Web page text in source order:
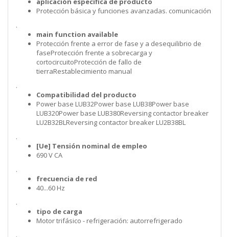
Protección básica y funciones avanzadas. comunicación
.
main function available
Protección frente a error de fase y a desequilibrio de
faseProtección frente a sobrecarga y
cortocircuitoProtección de fallo de
tierraRestablecimiento manual
.
Compatibilidad del producto
Power base LUB32Power base LUB38Power base
LUB320Power base LUB380Reversing contactor breaker
LU2B32BLReversing contactor breaker LU2B38BL
.
[Ue] Tensión nominal de empleo
690 V CA
.
frecuencia de red
40...60 Hz
.
tipo de carga
Motor trifásico - refrigeración: autorrefrigerado
.